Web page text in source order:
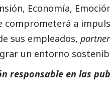
Economía,
comprometerá a
sus empleados,
un entorno
responsable en las